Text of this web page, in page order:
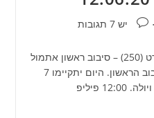
תגובות:
יש 7 תגובות
טניס / מתן גילור טורניר שטוטגרט (250) – סיבוב ראשון אתמול
התקיימו 4 מתוך 12 משחקי הסיבוב הראשון. היום יתקיימו 7
הנותרים. 12:00 ג'יל סימון-מטאו ויולה. 12:00 פיליפ